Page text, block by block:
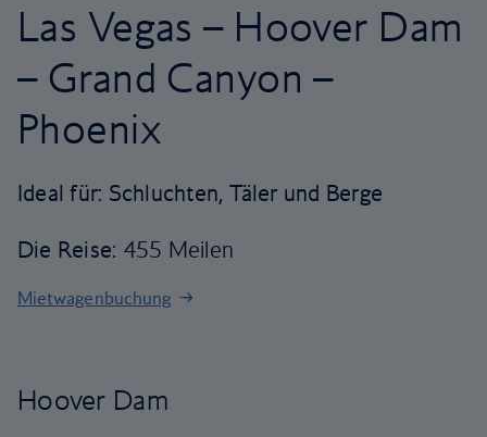
Las Vegas – Hoover Dam
– Grand Canyon –
Phoenix
Ideal für: Schluchten, Täler und Berge
Die Reise: 455 Meilen
Mietwagenbuchung
Hoover Dam